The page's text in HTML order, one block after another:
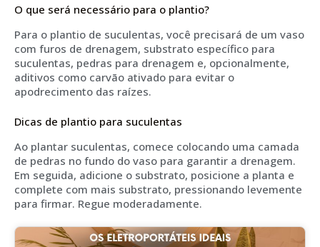
O que será necessário para o plantio?
Para o plantio de suculentas, você precisará de um vaso
com furos de drenagem, substrato específico para
suculentas, pedras para drenagem e, opcionalmente,
aditivos como carvão ativado para evitar o
apodrecimento das raízes.
Dicas de plantio para suculentas
Ao plantar suculentas, comece colocando uma camada
de pedras no fundo do vaso para garantir a drenagem.
Em seguida, adicione o substrato, posicione a planta e
complete com mais substrato, pressionando levemente
para firmar. Regue moderadamente.